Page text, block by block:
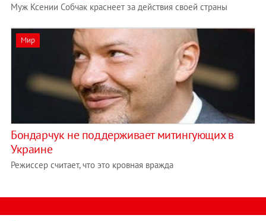
Муж Ксении Собчак краснеет за действия своей страны
Мир
Бондарчук не поддерживает митингующих в
Украине
Режиссер считает, что это кровная вражда